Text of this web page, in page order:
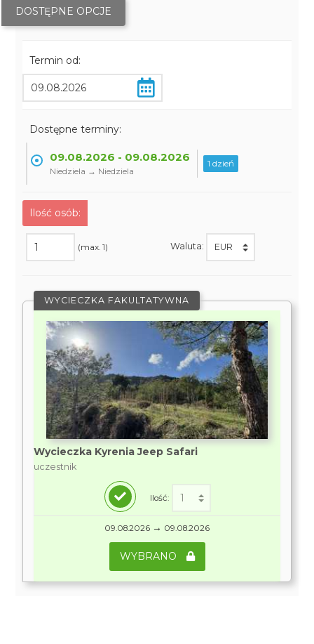
DOSTĘPNE OPCJE
Termin od:
Dostępne terminy:
09.08.2026 - 09.08.2026
Niedziela → Niedziela
1 dzień
Ilość osób:
(max. 1) Waluta:
WYCIECZKA FAKULTATYWNA
Wycieczka Kyrenia Jeep Safari
uczestnik
Ilość:
09.08.2026 → 09.08.2026
WYBRANO